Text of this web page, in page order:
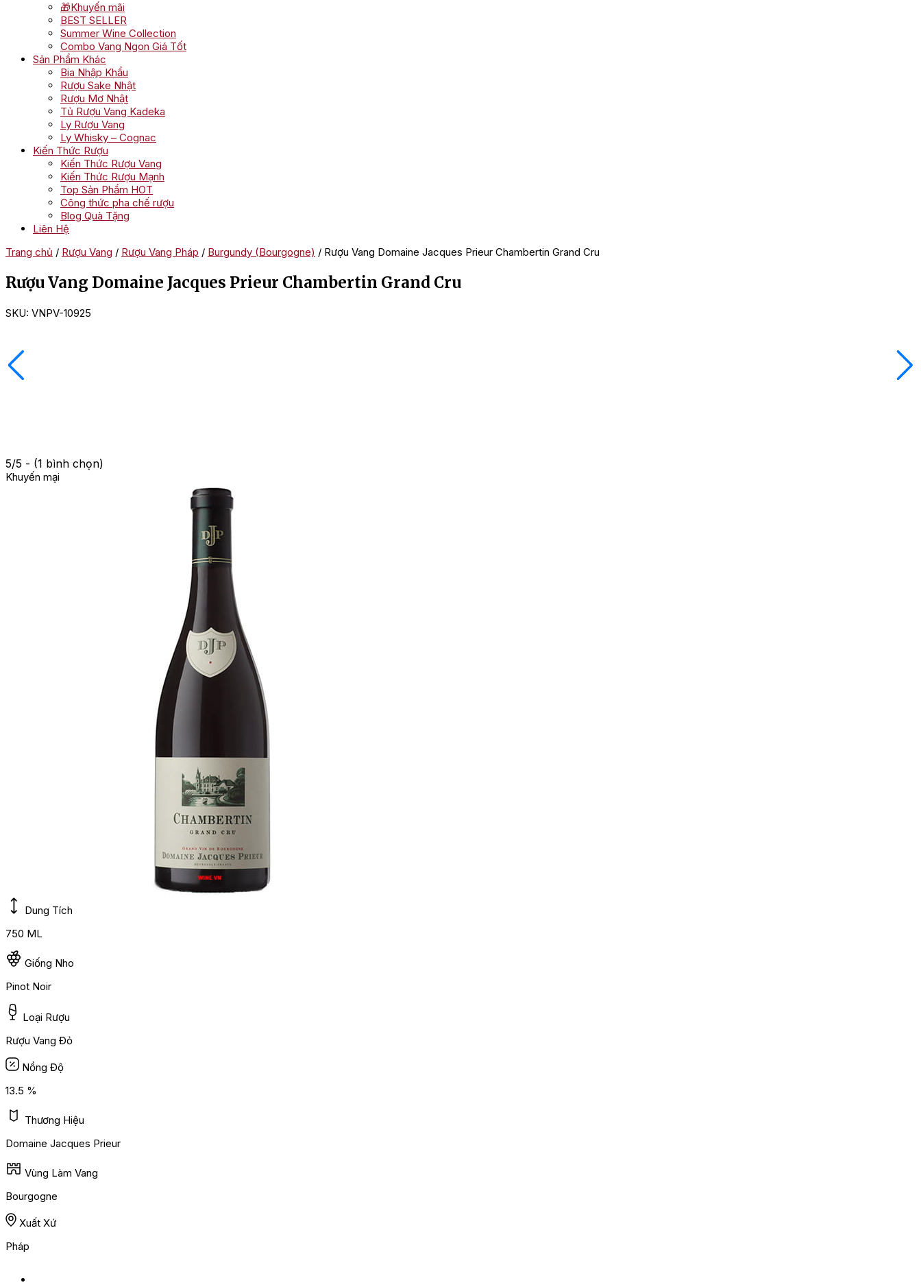
🎁Khuyến mãi
BEST SELLER
Summer Wine Collection
Combo Vang Ngon Giá Tốt
Sản Phẩm Khác
Bia Nhập Khẩu
Rượu Sake Nhật
Rượu Mơ Nhật
Tủ Rượu Vang Kadeka
Ly Rượu Vang
Ly Whisky – Cognac
Kiến Thức Rượu
Kiến Thức Rượu Vang
Kiến Thức Rượu Mạnh
Top Sản Phẩm HOT
Công thức pha chế rượu
Blog Quà Tặng
Liên Hệ
Trang chủ / Rượu Vang / Rượu Vang Pháp / Burgundy (Bourgogne) / Rượu Vang Domaine Jacques Prieur Chambertin Grand Cru
Rượu Vang Domaine Jacques Prieur Chambertin Grand Cru
SKU: VNPV-10925
5/5 - (1 bình chọn)
Khuyến mại
Dung Tích
750 ML
Giống Nho
Pinot Noir
Loại Rượu
Rượu Vang Đỏ
Nồng Độ
13.5 %
Thương Hiệu
Domaine Jacques Prieur
Vùng Làm Vang
Bourgogne
Xuất Xứ
Pháp